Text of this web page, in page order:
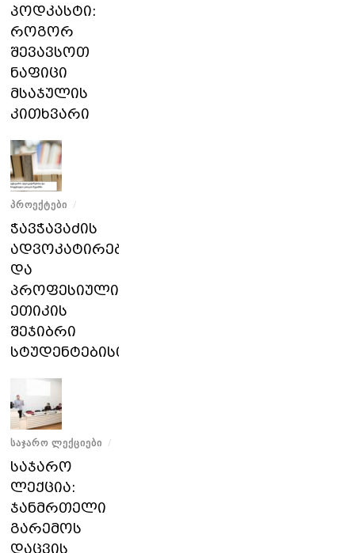
პოდკასტი:
როგორ
შევავსოთ
ნაფიცი
მსაჯულის
კითხვარი
ᲞᲠᲝᲔᲥᲢᲔᲑᲘ /
ჭავჭავაძის
ადვოკატირებისა
და
პროფესიული
ეთიკის
შეჯიბრი
სტუდენტებისთვის
ᲡᲐᲯᲐᲠᲝ ᲚᲔᲥᲪᲘᲔᲑᲘ /
საჯარო
ლექცია:
ჯანმრთელი
გარემოს
დაცვის